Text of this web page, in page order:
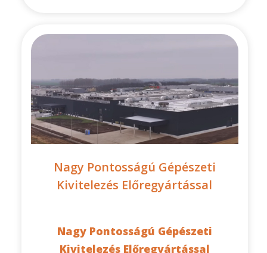
Nagy Pontosságú Gépészeti
Kivitelezés Előregyártással
Nagy Pontosságú Gépészeti
Kivitelezés Előregyártással